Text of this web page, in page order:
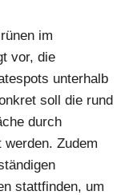
im
vor, die
unterhalb
soll die rund
durch
Zudem
stattfinden, um